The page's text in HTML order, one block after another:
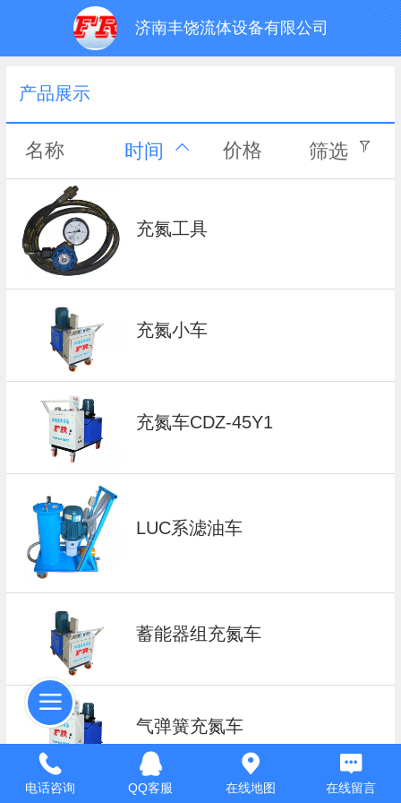
济南丰饶流体设备有限公司
产品展示
名称 时间 价格 筛选
充氮工具
充氮小车
充氮车CDZ-45Y1
LUC系滤油车
蓄能器组充氮车
气弹簧充氮车
电话咨询 QQ客服 在线地图 在线留言